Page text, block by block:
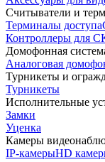
Считыватели и
Терминалы доступа
Контроллеры для
Домофонная
Аналоговая
Турникеты и
Турникеты
Исполнительные
Замки
Уценка
Камеры
IP-камерыHD